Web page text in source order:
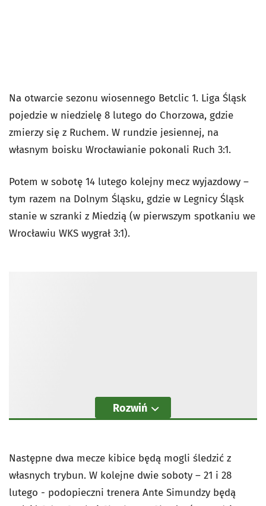
Na otwarcie sezonu wiosennego Betclic 1. Liga Śląsk
pojedzie w niedzielę 8 lutego do Chorzowa, gdzie
zmierzy się z Ruchem. W rundzie jesiennej, na
własnym boisku Wrocławianie pokonali Ruch 3:1.
Potem w sobotę 14 lutego kolejny mecz wyjazdowy –
tym razem na Dolnym Śląsku, gdzie w Legnicy Śląsk
stanie w szranki z Miedzią (w pierwszym spotkaniu we
Wrocławiu WKS wygrał 3:1).
Rozwiń
Następne dwa mecze kibice będą mogli śledzić z
własnych trybun. W kolejne dwie soboty – 21 i 28
lutego - podopieczni trenera Ante Simundzy będą